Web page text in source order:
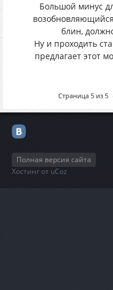
Большой минус
блин,
Ну и проходить
предлагает этот
Страница 5 из 5
Полная версия сайта
Хостинг от uCoz